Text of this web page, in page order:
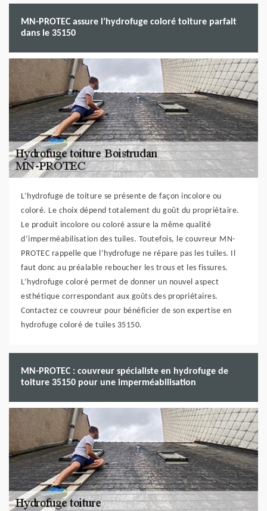
MN-PROTEC assure l’hydrofuge coloré toiture parfait
dans le 35150
L’hydrofuge de toiture se présente de façon incolore ou
coloré. Le choix dépend totalement du goût du propriétaire.
Le produit incolore ou coloré assure la même qualité
d’imperméabilisation des tuiles. Toutefois, le couvreur MN-
PROTEC rappelle que l’hydrofuge ne répare pas les tuiles. Il
faut donc au préalable reboucher les trous et les fissures.
L’hydrofuge coloré permet de donner un nouvel aspect
esthétique correspondant aux goûts des propriétaires.
Contactez ce couvreur pour bénéficier de son expertise en
hydrofuge coloré de tuiles 35150.
MN-PROTEC : couvreur spécialiste en hydrofuge de
toiture 35150 pour une imperméabilisation